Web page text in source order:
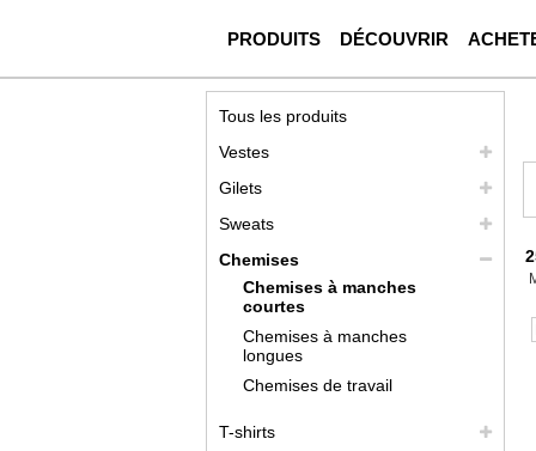
PRODUITS DÉCOUVRIR
Tous les produits
Vestes
Gilets
Sweats
Chemises
Chemises à manches
courtes
Chemises à manches
longues
Chemises de travail
T-shirts